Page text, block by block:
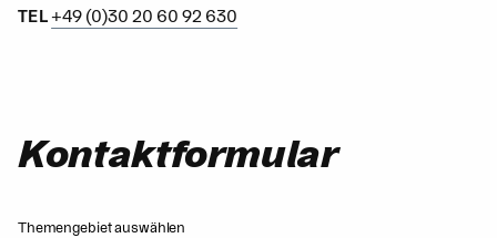
TEL+49 (0)30 20 60 92 630
Kontaktformular
Themengebiet auswählen